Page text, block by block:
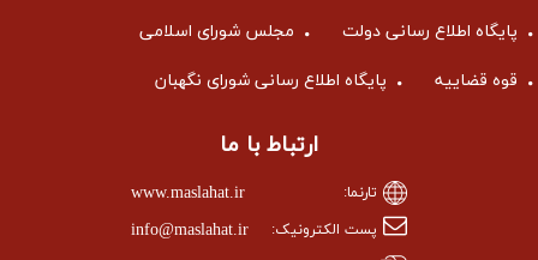
پایگاه اطلاع رسانی دولت مجلس شورای اسلامی
قوه قضاییه پایگاه اطلاع رسانی شورای نگهبان
ارتباط با ما
تارنما: www.maslahat.ir
پست الکترونیک: info@maslahat.ir